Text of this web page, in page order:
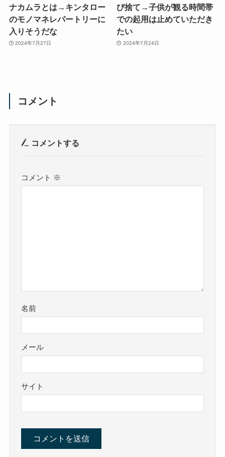
ナカムラとは→キンタロー
のモノマネレパートリーに
入りそうだな
2024年7月27日
び捨て→子供が観る時間帯
での起用は止めていただき
たい
2024年7月24日
コメント
コメントする
コメント ※
名前
メール
サイト